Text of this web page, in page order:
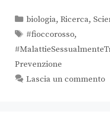
biologia,Ricerca,
#fioccorosso,
Prevenzione
Lascia un commento